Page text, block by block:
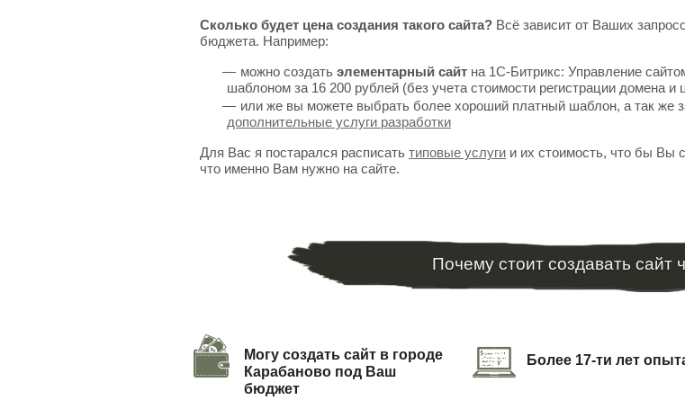
Сколько будет цена создания такого сайта? Всё зависит от Ваших
бюджета. Например:
можно создать элементарный сайт на 1С-Битрикс: Управление
шаблоном за 16 200 рублей (без учета стоимости регистрации домена и
или же вы можете выбрать более хороший платный шаблон, а так же
дополнительные услуги разработки
Для Вас я постарался расписать типовые услуги и их стоимость, что бы Вы
что именно Вам нужно на сайте.
Почему стоит создавать сайт
Могу создать сайт в городе
Карабаново под Ваш
бюджет
Более 17-ти лет